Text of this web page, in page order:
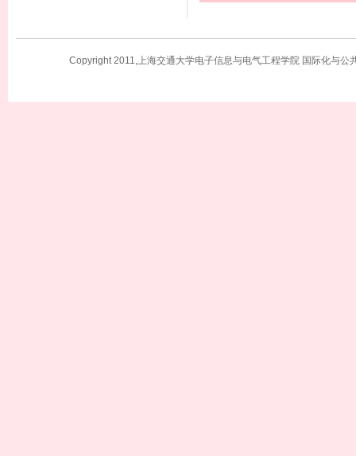
Copyright 2011,上海交通大学电子信息与电气工程学院 国际化与公